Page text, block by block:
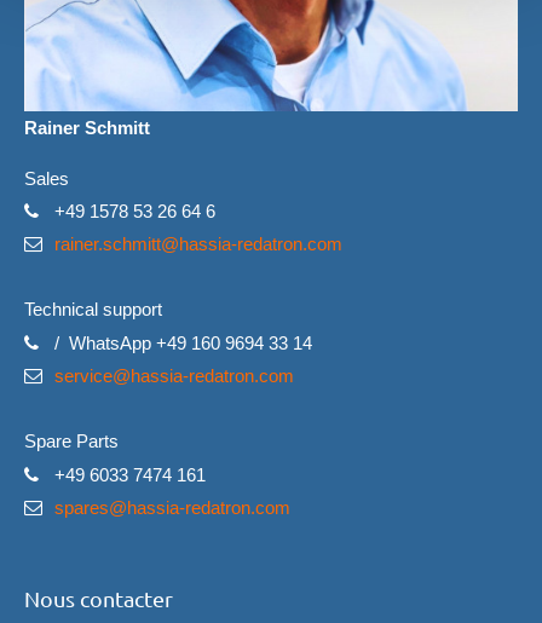
Rainer Schmitt
Sales
+49 1578 53 26 64 6
rainer.schmitt@hassia-redatron.com
Technical support
/ WhatsApp +49 160 9694 33 14
service@hassia-redatron.com
Spare Parts
+49 6033 7474 161
spares@hassia-redatron.com
Nous contacter